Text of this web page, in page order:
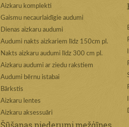
Aizkaru komplekti
Gaismu necaurlaidīgie audumi
Dienas aizkaru audumi
Audumi nakts aizkariem līdz 150cm pl.
Nakts aizkaru audumi līdz 300 cm pl.
Aizkaru audumi ar ziedu rakstiem
Audumi bērnu istabai
Bārkstis
Aizkaru lentes
Aizkaru aksessuāri
Šūšanas piederumi,mežģīnes